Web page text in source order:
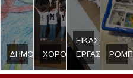
ΔΗΜΟΣΙΟΓΡΑΦΙΑ
ΧΟΡΟΣ
ΕΙΚΑΣΤΙΚΟ
ΕΡΓΑΣΤΗΡΙ